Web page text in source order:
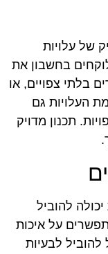
של עלויות
בחשבון את
בלתי צפויים, או
העלויות גם
תכנון מדויק
להוביל
על איכות
לבעיות